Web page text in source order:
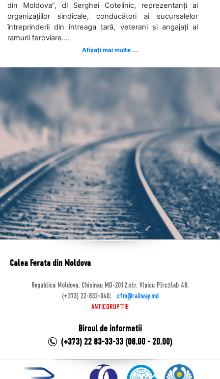
din Moldova”, dl Serghei Cotelinic, reprezentanți ai
organizațiilor sindicale, conducători ai sucursalelor
întreprinderii din întreaga țară, veterani și angajați ai
ramurii feroviare....
Afișați mai multe ...
Calea Ferata din Moldova
Republica Moldova, Chisinau MD-2012,str. Vlaicu Pîrcălab 48;
(+373) 22-832-040;
cfm@railway.md
ANTICORUPȚIE
Biroul de informatii
(+373) 22 83-33-33 (08.00 - 20.00)